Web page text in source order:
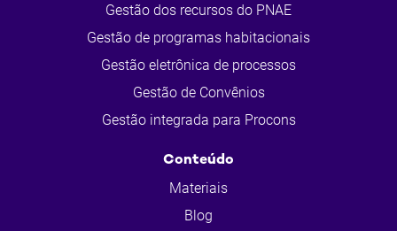
Gestão dos recursos do PNAE
Gestão de programas habitacionais
Gestão eletrônica de processos
Gestão de Convênios
Gestão integrada para Procons
Conteúdo
Materiais
Blog